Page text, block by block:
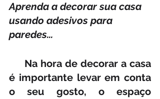
Aprenda a decorar sua casa
usando adesivos para
paredes...
é importante levar em conta
o seu gosto, o espaço